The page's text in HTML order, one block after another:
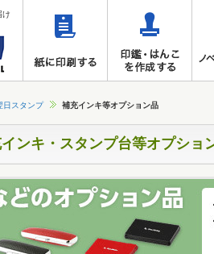
け
日スタンプ 補充インキ等オプション品
ンキ・スタンプ台等オプショ